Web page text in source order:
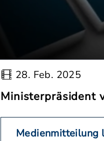
28. Feb. 2025
Ministerpräsident
Medienmitteilung